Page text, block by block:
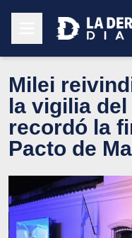
Milei
la vigilia
recordó la
Pacto de